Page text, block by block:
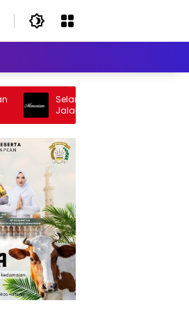
Selamat Jalan Sang Inspirator,
Jalan Abangku Yuslam Idris